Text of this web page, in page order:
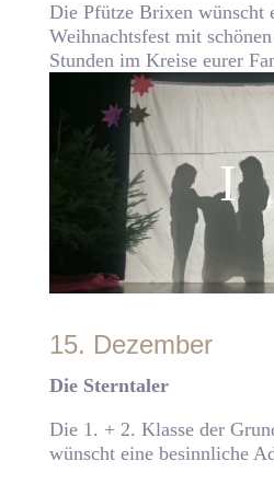
Die Pfütze Brixen wünscht
Weihnachtsfest mit
Stunden im Kreise eurer
15. Dezember
Die Sterntaler
Die 1. + 2. Klasse der
wünscht eine besinnliche